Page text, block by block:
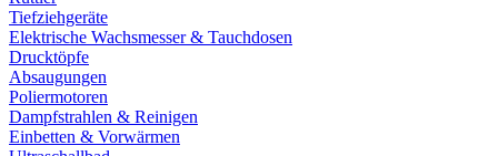
Tiefziehgeräte
Elektrische Wachsmesser & Tauchdosen
Drucktöpfe
Absaugungen
Poliermotoren
Dampfstrahlen & Reinigen
Einbetten & Vorwärmen